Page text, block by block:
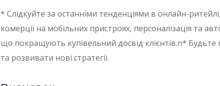
* Слідкуйте за останніми тенденціями в онлайн-
комерції на мобільних пристроях, персоналізація та
що покращують купівельний досвід клієнтів.n* Будьте
та розвивати нові стратегії.